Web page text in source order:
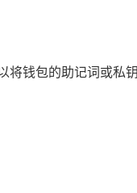
将钱包的助记词或